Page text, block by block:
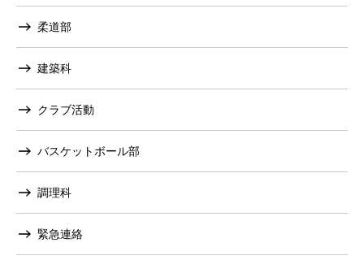
柔道部
建築科
クラブ活動
バスケットボール部
調理科
緊急連絡